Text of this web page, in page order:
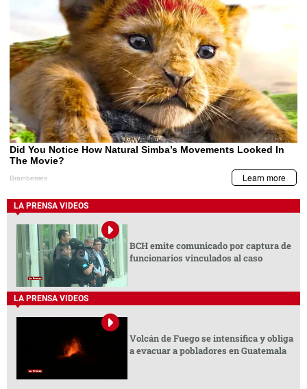
LA PRENSA VIDEOS
BCH emite comunicado por captura de
funcionarios vinculados al caso
LA PRENSA VIDEOS
Volcán de Fuego se intensifica y obliga
a evacuar a pobladores en Guatemala